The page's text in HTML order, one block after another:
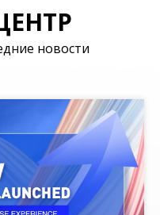
новости